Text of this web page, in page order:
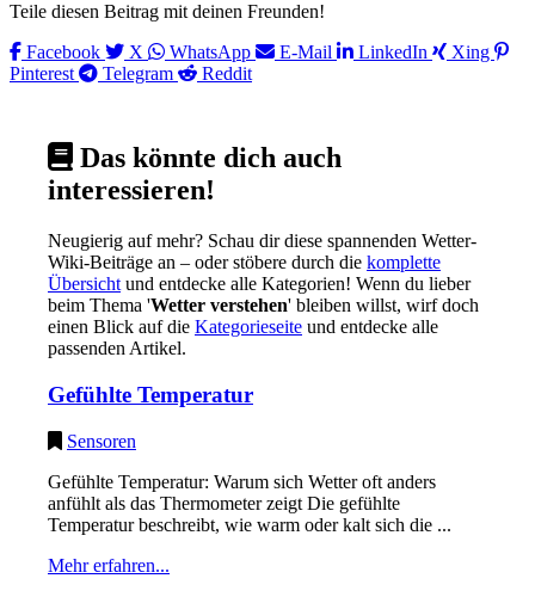
Teile diesen Beitrag mit deinen Freunden!
Facebook
X WhatsApp E-Mail LinkedIn
Xing
Pinterest
Telegram Reddit
Das könnte dich auch
interessieren!
Neugierig auf mehr? Schau dir diese spannenden Wetter-
Wiki-Beiträge an – oder stöbere durch die komplette
Übersicht und entdecke alle Kategorien! Wenn du lieber
beim Thema 'Wetter verstehen' bleiben willst, wirf doch
einen Blick auf die Kategorieseite und entdecke alle
passenden Artikel.
Gefühlte Temperatur
Sensoren
Gefühlte Temperatur: Warum sich Wetter oft anders
anfühlt als das Thermometer zeigt Die gefühlte
Temperatur beschreibt, wie warm oder kalt sich die ...
Mehr erfahren...